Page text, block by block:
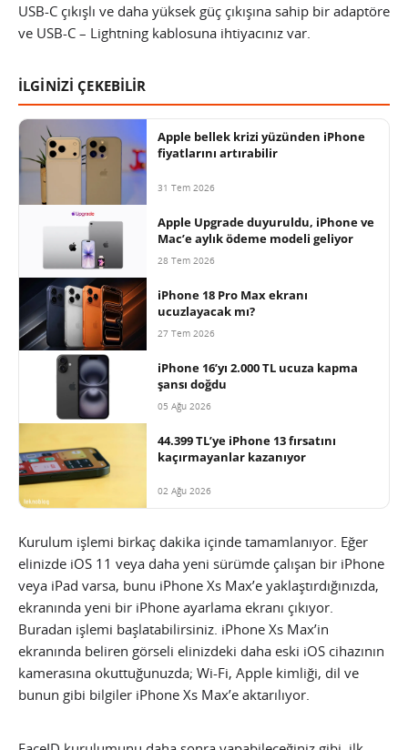
USB-C çıkışlı ve daha yüksek güç çıkışına sahip bir adaptöre
ve USB-C – Lightning kablosuna ihtiyacınız var.
İLGİNİZİ ÇEKEBİLİR
Apple bellek krizi yüzünden iPhone
fiyatlarını artırabilir
31 Tem 2026
Apple Upgrade duyuruldu, iPhone ve
Mac’e aylık ödeme modeli geliyor
28 Tem 2026
iPhone 18 Pro Max ekranı
ucuzlayacak mı?
27 Tem 2026
iPhone 16’yı 2.000 TL ucuza kapma
şansı doğdu
05 Ağu 2026
44.399 TL’ye iPhone 13 fırsatını
kaçırmayanlar kazanıyor
02 Ağu 2026
Kurulum işlemi birkaç dakika içinde tamamlanıyor. Eğer
elinizde iOS 11 veya daha yeni sürümde çalışan bir iPhone
veya iPad varsa, bunu iPhone Xs Max’e yaklaştırdığınızda,
ekranında yeni bir iPhone ayarlama ekranı çıkıyor.
Buradan işlemi başlatabilirsiniz. iPhone Xs Max’in
ekranında beliren görseli elinizdeki daha eski iOS cihazının
kamerasına okuttuğunuzda; Wi-Fi, Apple kimliği, dil ve
bunun gibi bilgiler iPhone Xs Max’e aktarılıyor.